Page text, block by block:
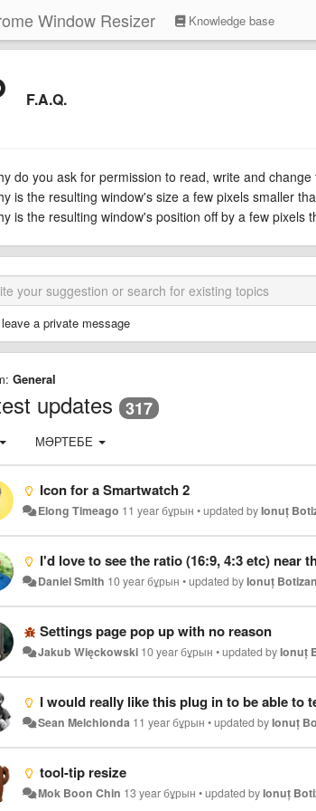
Window Resizer Knowledge base
F.A.Q.
do you ask for permission to read, write and
is the resulting window's size a few pixels smaller
is the resulting window's position off by a few pixels
a private message
General
updates 317
МӘРТЕБЕ
Icon for a Smartwatch 2
Elong Timeago 11 year бұрын •updated byIonuț
I'd love to see the ratio (16:9, 4:3 etc) near
Daniel Smith 10 year бұрын •updated byIonuț Botizan
Settings page pop up with no reason
Jakub Więckowski 10 year бұрын •updated byIonuț
I would really like this plug in to be able to
Sean Melchionda 11 year бұрын •updated byIonuț
tool-tip resize
Mok Boon Chin 13 year бұрын •updated byIonuț